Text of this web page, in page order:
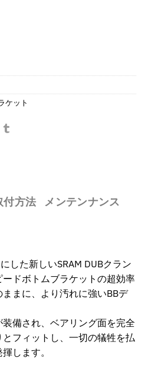
ケット
付方法 メンテンナンス
した新しいSRAM DUBクラン
ドボトムブラケットの超効率
まに、より汚れに強いBBデ
備され、ベアリング面を完全
フィットし、一切の犠牲を払
します。